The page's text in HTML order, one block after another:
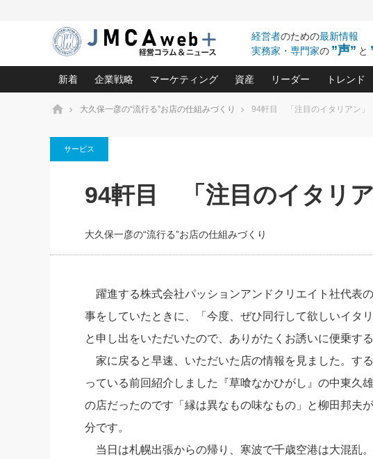
経営者のための最新情報
実務家・専門家の ”声” と
新着
2026.08.7
がよいのでしょうか！
2026.08.7
FOOD & LIFE COMPANIES
日号）
企業戦略
中小企業の「１位づくり」戦略(96)
利益を最大化する「業務改善」横田尚哉氏(5)
強い会社を築く ビジネス・クリニック(240)
日本レーザー「人を大切にしながら利益を上げる経営」の極意
武器としてのM&A入門(3)
継続経営 百話百行(85)
野田久美子 香港ビジネス成功法(10)
マーケティング
ロングセラーの玉手箱(9)
は(5)
最高の自分を表現する 成功イメージ戦略(77)
資産
中国経済の最新動向(204)
事業承継の前に、決めておき
会社と社長のための資産管理
リーダー
ピョートル・F・グ
次もあなたにお願い
社長の口ぐせ経営哲学
社長の右腕をつくる
酒井英之の社長のビ
トレンド
北村森
ホーム 大久保一彦の“流行る”お店の仕組みづくり 94軒目 「注目のイタリアン」
サービス
94軒目 「注目のイタリア
大久保一彦の“流行る”お店の仕組みづくり
躍進する株式会社パッションアンドクリエイト社代表
事をしていたときに、「今度、ぜひ同行して欲しいイタ
と申し出をいただいたので、ありがたくお誘いに便乗す
家に戻ると早速、いただいた店の情報を見ました。す
っている前回紹介しました『草喰なかひがし』の中東久
の店だったのです「縁は異なもの味なもの」と柳田邦夫
分です。
当日は札幌出張からの帰り、寒波で千歳空港は大混乱